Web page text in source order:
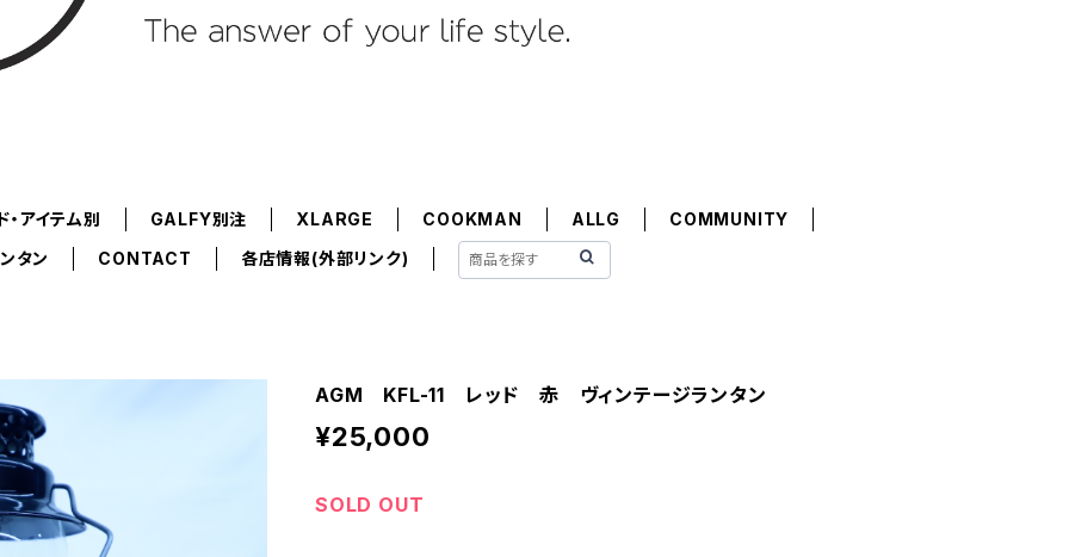
・アイテム別 GALFY別注 XLARGE COOKMAN ALLG
COMMUNITY
タン
CONTACT 各店情報(外部リンク)
AGM KFL-11 レッド 赤 ヴィンテージランタン
¥25,000
SOLD OUT